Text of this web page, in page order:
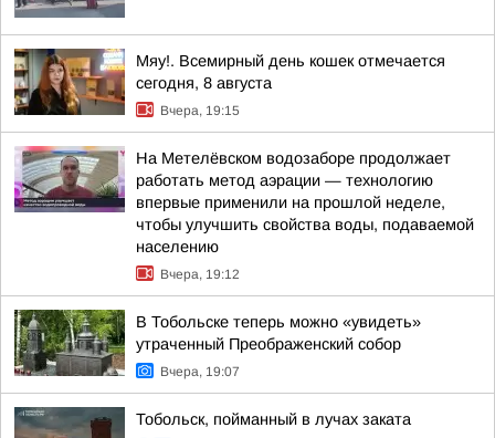
Мяу!. Всемирный день кошек отмечается
сегодня, 8 августа
Вчера, 19:15
На Метелёвском водозаборе продолжает
работать метод аэрации — технологию
впервые применили на прошлой неделе,
чтобы улучшить свойства воды, подаваемой
населению
Вчера, 19:12
В Тобольске теперь можно «увидеть»
утраченный Преображенский собор
Вчера, 19:07
Тобольск, пойманный в лучах заката